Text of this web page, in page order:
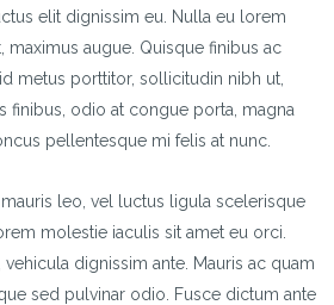
elit dignissim eu. Nulla eu lorem
maximus augue. Quisque finibus ac
metus porttitor, sollicitudin nibh ut,
finibus, odio at congue porta, magna
pellentesque mi felis at nunc.
leo, vel luctus ligula scelerisque
molestie iaculis sit amet eu orci.
dignissim ante. Mauris ac quam
sed pulvinar odio. Fusce dictum ante